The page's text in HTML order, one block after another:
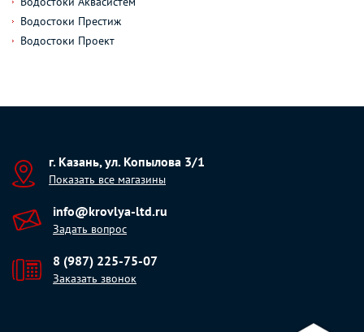
Водостоки Престиж
Водостоки Проект
г. Казань, ул. Копылова 3/1
Показать все магазины
info@krovlya-ltd.ru
Задать вопрос
8 (987) 225-75-07
Заказать звонок